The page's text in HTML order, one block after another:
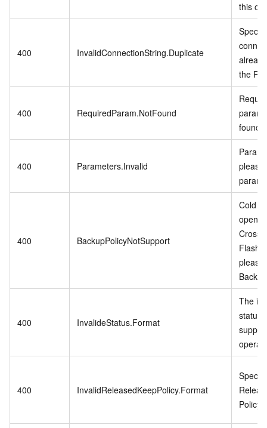
this
400 InvalidConnectionString.Duplicate
the
400 RequiredParam.NotFound
param
found.
400 Parameters.Invalid
please
400 BackupPolicyNotSupport
Cold
open
Flash
please
400 InvalideStatus.Format
The
status
400 InvalidReleasedKeepPolicy.Format
Policy